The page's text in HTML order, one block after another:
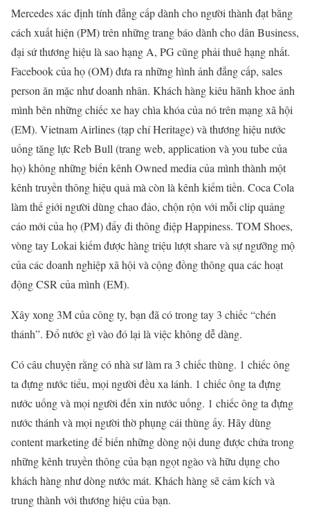
Mercedes xác định tính đẳng cấp dành cho người thành đạt bằng
cách xuất hiện (PM) trên những trang báo dành cho dân Business,
đại sứ thương hiệu là sao hạng A, PG cũng phải thuê hạng nhất.
Facebook của họ (OM) đưa ra những hình ảnh đẳng cấp, sales
person ăn mặc như doanh nhân. Khách hàng kiêu hãnh khoe ảnh
mình bên những chiếc xe hay chìa khóa của nó trên mạng xã hội
(EM). Vietnam Airlines (tạp chí Heritage) và thương hiệu nước
uống tăng lực Reb Bull (trang web, application và you tube của
họ) không những biến kênh Owned media của mình thành một
kênh truyền thông hiệu quả mà còn là kênh kiếm tiền. Coca Cola
làm thế giới người dùng chao đảo, chộn rộn với mỗi clip quảng
cáo mới của họ (PM) đẩy đi thông điệp Happiness. TOM Shoes,
vòng tay Lokai kiếm được hàng triệu lượt share và sự ngưỡng mộ
của các doanh nghiệp xã hội và cộng đồng thông qua các hoạt
động CSR của mình (EM).
Xây xong 3M của công ty, bạn đã có trong tay 3 chiếc “chén
thánh”. Đổ nước gì vào đó lại là việc không dễ dàng.
Có câu chuyện rằng có nhà sư làm ra 3 chiếc thùng. 1 chiếc ông
ta đựng nước tiểu, mọi người đều xa lánh. 1 chiếc ông ta đựng
nước uống và mọi người đến xin nước uống. 1 chiếc ông ta đựng
nước thánh và mọi người thờ phụng cái thùng ấy. Hãy dùng
content marketing để biến những dòng nội dung được chứa trong
những kênh truyền thông của bạn ngọt ngào và hữu dụng cho
khách hàng như dòng nước mát. Khách hàng sẽ cảm kích và
trung thành với thương hiệu của bạn.